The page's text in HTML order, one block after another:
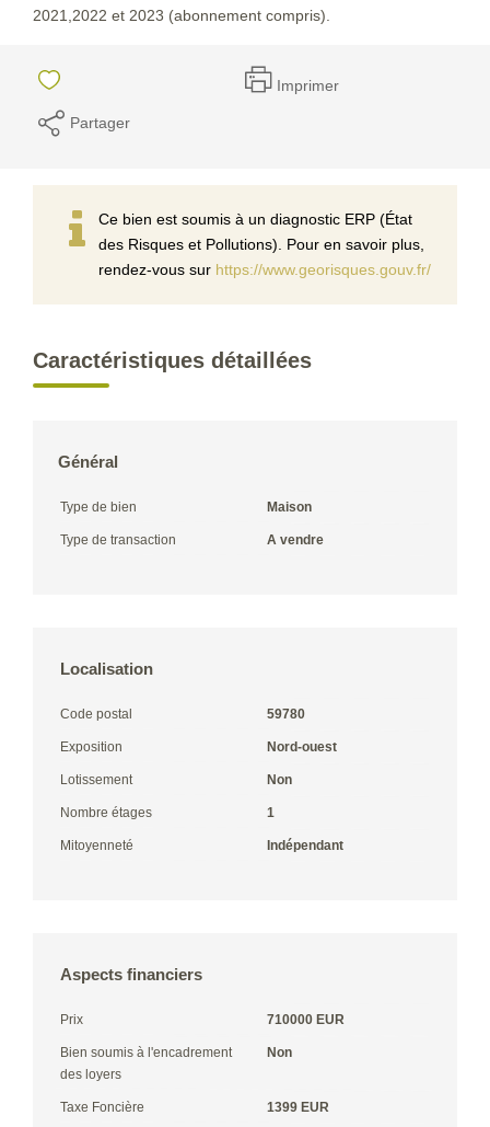
2021,2022 et 2023 (abonnement compris).
Imprimer
Partager
Ce bien est soumis à un diagnostic ERP (État
des Risques et Pollutions). Pour en savoir plus,
rendez-vous sur https://www.georisques.gouv.fr/
Caractéristiques détaillées
Général
Type de bien Maison
Type de transaction A vendre
Localisation
Code postal 59780
Exposition Nord-ouest
Lotissement Non
Nombre étages 1
Mitoyenneté Indépendant
Aspects financiers
Prix 710000 EUR
Bien soumis à l'encadrement
des loyers
Non
Taxe Foncière 1399 EUR